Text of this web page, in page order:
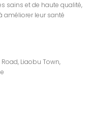
sains et de haute qualité,
améliorer leur santé
Road, Liaobu Town,